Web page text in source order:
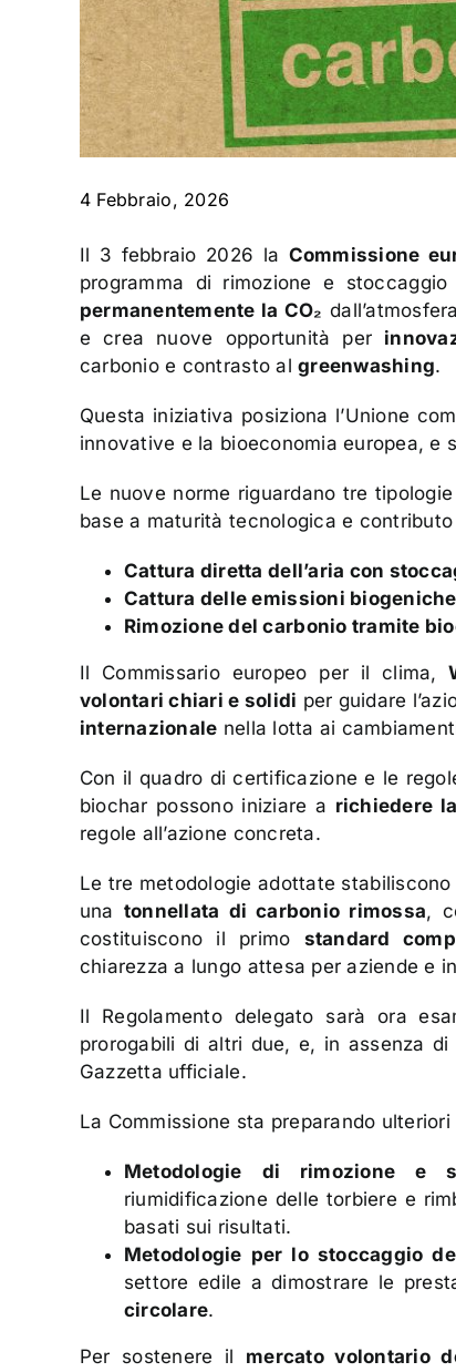
4 Febbraio, 2026
Il 3 febbraio 2026 la Commissione
programma di rimozione e
permanentemente la CO₂
e crea nuove opportunità per
carbonio e contrasto algreenwashing.
Questa iniziativa posiziona l’Unione
innovative e la bioeconomia europea, e
Le nuove norme riguardano tre
base a maturità tecnologica e
Cattura diretta dell’aria con
Cattura delle emissioni
Rimozione del carbonio tramite
Il Commissario europeo per il clima,
volontari chiari e solidi per guidare
internazionale nella lotta ai
Con il quadro di certificazione e le
biochar possono iniziare a richiedere
regole all’azione concreta.
Le tre metodologie adottate
una tonnellata di carbonio rimossa,
costituiscono il primo standard
chiarezza a lungo attesa per aziende e
Il Regolamento delegato sarà ora
prorogabili di altri due, e, in assenza
Gazzetta ufficiale.
La Commissione sta preparando
Metodologie di rimozione e
riumidificazione delle torbiere e
basati sui risultati.
Metodologie per lo stoccaggio
settore edile a dimostrare le
circolare.
Per sostenere il mercato volontario